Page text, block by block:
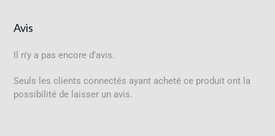
Avis
Il n’y a pas encore d’avis.
Seuls les clients connectés ayant acheté ce produit ont la
possibilité de laisser un avis.